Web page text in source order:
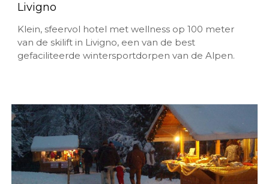
Livigno
Klein, sfeervol hotel met wellness op 100 meter
van de skilift in Livigno, een van de best
gefaciliteerde wintersportdorpen van de Alpen.